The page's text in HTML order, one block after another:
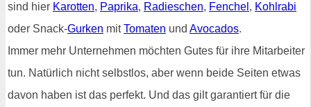
sind hier Karotten, Paprika, Radieschen, Fenchel , Kohlrabi
oder Snack-Gurken mitTomaten und Avocados.
Immer mehr Unternehmen möchten Gutes für ihre Mitarbeiter
tun. Natürlich nicht selbstlos, aber wenn beide Seiten etwas
davon haben ist das perfekt. Und das gilt garantiert für die